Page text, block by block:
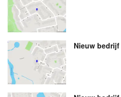
Nieuw bedrijf